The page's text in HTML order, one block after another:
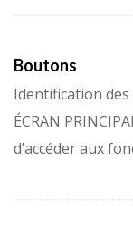
Boutons
Identification des
ÉCRAN
d’accéder aux